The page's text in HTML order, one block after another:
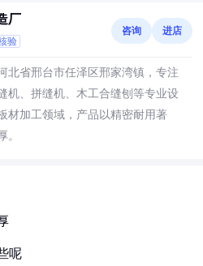
厂
验
咨询 进店
北省邢台市任泽区邢家湾镇，专注
机、拼缝机、木工合缝刨等专业设
材加工领域，产品以精密耐用著
。
呢